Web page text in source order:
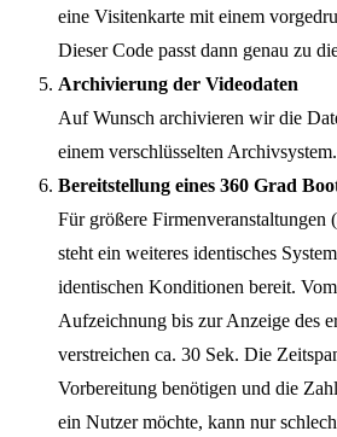
eine Visitenkarte mit einem
Dieser Code passt dann genau zu
Archivierung der Videodaten
Auf Wunsch archivieren wir die
einem verschlüsselten Archivsystem.
Bereitstellung eines 360 Grad
Für größere Firmenveranstaltungen
steht ein weiteres identisches
identischen Konditionen bereit.
Aufzeichnung bis zur Anzeige des
verstreichen ca. 30 Sek. Die
Vorbereitung benötigen und die
ein Nutzer möchte, kann nur